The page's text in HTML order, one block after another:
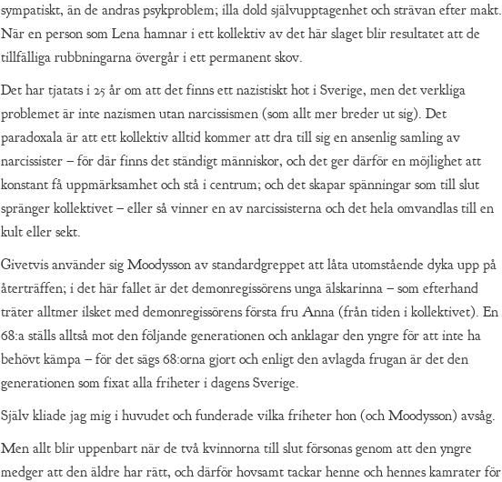
sympatiskt, än de andras psykproblem; illa dold självupptagenhet och strävan efter makt.
När en person som Lena hamnar i ett kollektiv av det här slaget blir resultatet att de
tillfälliga rubbningarna övergår i ett permanent skov.
Det har tjatats i 25 år om att det finns ett nazistiskt hot i Sverige, men det verkliga
problemet är inte nazismen utan narcissismen (som allt mer breder ut sig). Det
paradoxala är att ett kollektiv alltid kommer att dra till sig en ansenlig samling av
narcissister – för där finns det ständigt människor, och det ger därför en möjlighet att
konstant få uppmärksamhet och stå i centrum; och det skapar spänningar som till slut
spränger kollektivet – eller så vinner en av narcissisterna och det hela omvandlas till en
kult eller sekt.
Givetvis använder sig Moodysson av standardgreppet att låta utomstående dyka upp på
återträffen; i det här fallet är det demonregissörens unga älskarinna – som efterhand
träter alltmer ilsket med demonregissörens första fru Anna (från tiden i kollektivet). En
68:a ställs alltså mot den följande generationen och anklagar den yngre för att inte ha
behövt kämpa – för det sägs 68:orna gjort och enligt den avlagda frugan är det den
generationen som fixat alla friheter i dagens Sverige.
Själv kliade jag mig i huvudet och funderade vilka friheter hon (och Moodysson) avsåg.
Men allt blir uppenbart när de två kvinnorna till slut försonas genom att den yngre
medger att den äldre har rätt, och därför hovsamt tackar henne och hennes kamrater för